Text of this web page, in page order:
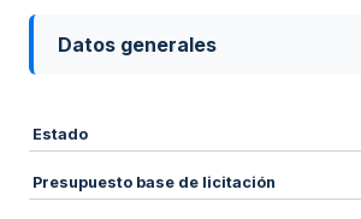
Datos generales
Estado
Presupuesto base de licitación